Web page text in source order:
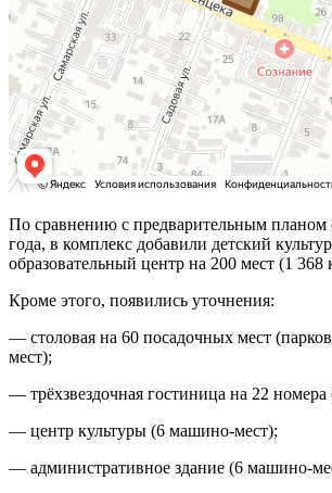
По сравнению с предварительным планом
года, в комплекс добавили детский
образовательный центр на 200 мест (1 368
Кроме этого, появились уточнения:
— столовая на 60 посадочных мест
мест);
— трёхзвездочная гостиница на 22
— центр культуры (6 машино-мест);
— административное здание (6 машино-